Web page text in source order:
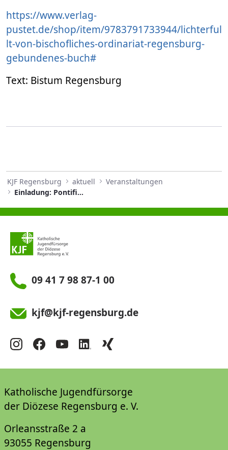
https://www.verlag-
pustet.de/shop/item/9783791733944/lichterful
lt-von-bischofliches-ordinariat-regensburg-
gebundenes-buch#
Text: Bistum Regensburg
KJF Regensburg aktuell
Veranstaltungen
Einladung: Pontifikalamt im Regensburger Dom mit den Gebets- und Hauskreisen
09 41 7 98 87-1 00
kjf@kjf-regensburg.de
Katholische Jugendfürsorge
der Diözese Regensburg e. V.
Orleansstraße 2 a
93055 Regensburg